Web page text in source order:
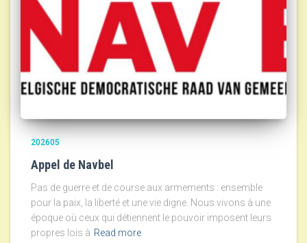
202605
Appel de Navbel
Pas de guerre et de course aux armements : ensemble
pour la paix, la liberté et une vie digne. Nous vivons à une
époque où ceux qui détiennent le pouvoir imposent leurs
propres lois à Read more